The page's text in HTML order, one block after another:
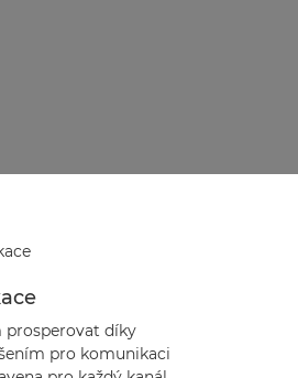
prosperovat díky
pro komunikaci